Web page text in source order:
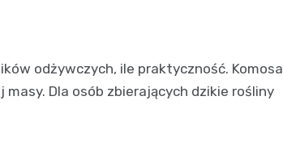
odżywczych, ile praktyczność. Komosa
Dla osób zbierających dzikie rośliny